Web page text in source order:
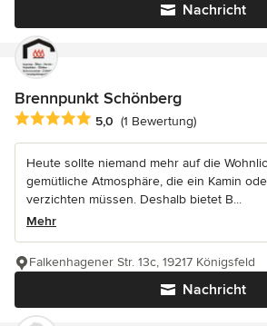
Nachricht
Brennpunkt Schönberg
Durchschnittliche Bewertung: 5 von 5
5,0 (1 Bewertung)
Heute sollte niemand mehr auf die
gemütliche Atmosphäre, die ein Kamin
verzichten müssen. Deshalb bietet B...
Mehr
Nachricht
Falkenhagener Str. 13c, 19217 Königsfeld